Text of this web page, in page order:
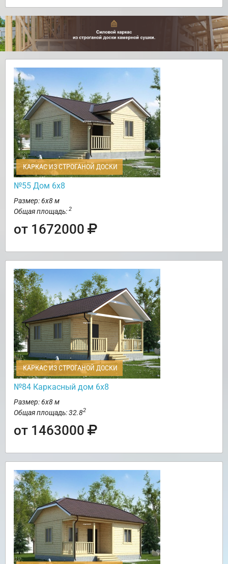
КАРКАС ИЗ СТРОГАНОЙ ДОСКИ
№55 Дом 6х8
Размер: 6х8 м
Общая площадь: 2
от 1672000
КАРКАС ИЗ СТРОГАНОЙ ДОСКИ
№84 Каркасный дом 6х8
Размер: 6х8 м
Общая площадь: 32.82
от 1463000